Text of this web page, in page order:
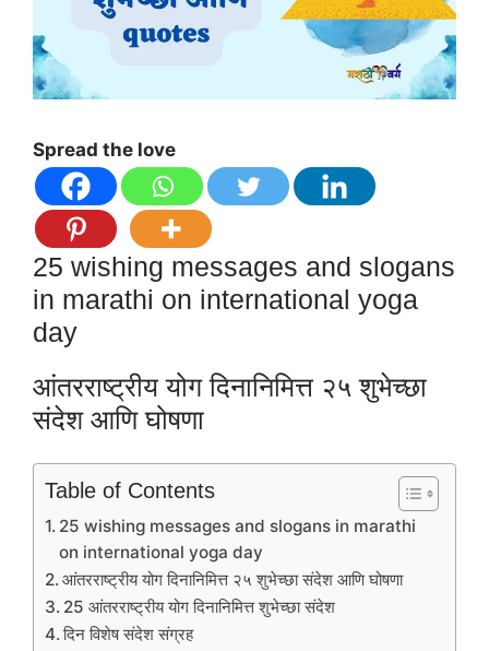
Spread the love
25 wishing messages and slogans
in marathi on international yoga
day
आंतरराष्ट्रीय योग दिनानिमित्त २५ शुभेच्छा
संदेश आणि घोषणा
Table of Contents
25 wishing messages and slogans in marathi
on international yoga day
आंतरराष्ट्रीय योग दिनानिमित्त २५ शुभेच्छा संदेश आणि घोषणा
25 आंतरराष्ट्रीय योग दिनानिमित्त शुभेच्छा संदेश
दिन विशेष संदेश संग्रह